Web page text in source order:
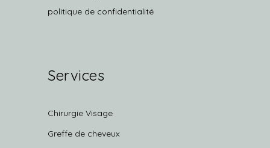
politique de confidentialité
Services
Chirurgie Visage
Greffe de cheveux